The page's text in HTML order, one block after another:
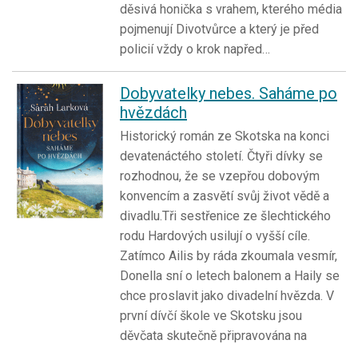
děsivá honička s vrahem, kterého média
pojmenují Divotvůrce a který je před
policií vždy o krok napřed…
Dobyvatelky nebes. Saháme po
hvězdách
Historický román ze Skotska na konci
devatenáctého století. Čtyři dívky se
rozhodnou, že se vzepřou dobovým
konvencím a zasvětí svůj život vědě a
divadlu.Tři sestřenice ze šlechtického
rodu Hardových usilují o vyšší cíle.
Zatímco Ailis by ráda zkoumala vesmír,
Donella sní o letech balonem a Haily se
chce proslavit jako divadelní hvězda. V
první dívčí škole ve Skotsku jsou
děvčata skutečně připravována na